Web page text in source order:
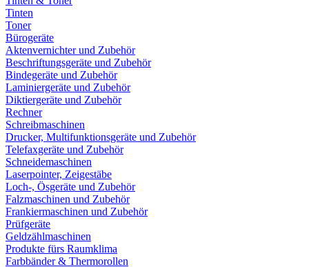
Tinten
Toner
Bürogeräte
Aktenvernichter und Zubehör
Beschriftungsgeräte und Zubehör
Bindegeräte und Zubehör
Laminiergeräte und Zubehör
Diktiergeräte und Zubehör
Rechner
Schreibmaschinen
Drucker, Multifunktionsgeräte und Zubehör
Telefaxgeräte und Zubehör
Schneidemaschinen
Laserpointer, Zeigestäbe
Loch-, Ösgeräte und Zubehör
Falzmaschinen und Zubehör
Frankiermaschinen und Zubehör
Prüfgeräte
Geldzählmaschinen
Produkte fürs Raumklima
Farbbänder & Thermorollen